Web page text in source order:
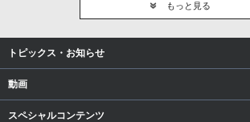
もっと見る
トピックス・お知らせ
動画
スペシャルコンテンツ